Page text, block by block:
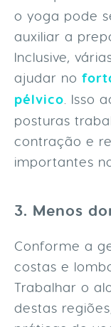
o yoga pode
auxiliar a
Inclusive,
ajudar no
pélvico. Isso
posturas
contração e
importantes
3. Menos
Conforme a
costas e
Trabalhar o
destas